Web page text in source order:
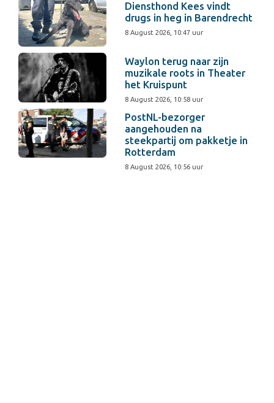
Diensthond Kees vindt
drugs in heg in Barendrecht
8 August 2026, 10:47 uur
Waylon terug naar zijn
muzikale roots in Theater
het Kruispunt
8 August 2026, 10:58 uur
PostNL-bezorger
aangehouden na
steekpartij om pakketje in
Rotterdam
8 August 2026, 10:56 uur